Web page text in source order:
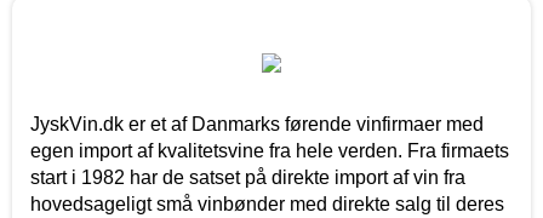
JyskVin.dk er et af Danmarks førende vinfirmaer med
egen import af kvalitetsvine fra hele verden. Fra firmaets
start i 1982 har de satset på direkte import af vin fra
hovedsageligt små vinbønder med direkte salg til deres